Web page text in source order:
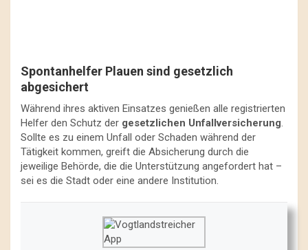
Spontanhelfer Plauen sind gesetzlich
abgesichert
Während ihres aktiven Einsatzes genießen alle registrierten
Helfer den Schutz der gesetzlichen Unfallversicherung.
Sollte es zu einem Unfall oder Schaden während der
Tätigkeit kommen, greift die Absicherung durch die
jeweilige Behörde, die die Unterstützung angefordert hat –
sei es die Stadt oder eine andere Institution.